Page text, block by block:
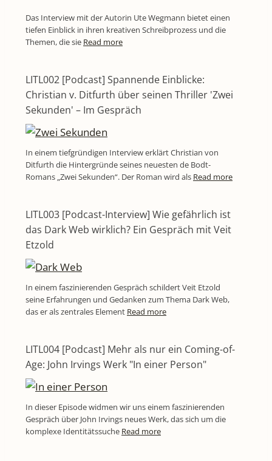
Das Interview mit der Autorin Ute Wegmann bietet einen
tiefen Einblick in ihren kreativen Schreibprozess und die
Themen, die sie Read more
LITL002 [Podcast] Spannende Einblicke:
Christian v. Ditfurth über seinen Thriller 'Zwei
Sekunden' – Im Gespräch
In einem tiefgründigen Interview erklärt Christian von
Ditfurth die Hintergründe seines neuesten de Bodt-
Romans „Zwei Sekunden“. Der Roman wird als Read more
LITL003 [Podcast-Interview] Wie gefährlich ist
das Dark Web wirklich? Ein Gespräch mit Veit
Etzold
In einem faszinierenden Gespräch schildert Veit Etzold
seine Erfahrungen und Gedanken zum Thema Dark Web,
das er als zentrales Element Read more
LITL004 [Podcast] Mehr als nur ein Coming-of-
Age: John Irvings Werk "In einer Person"
In dieser Episode widmen wir uns einem faszinierenden
Gespräch über John Irvings neues Werk, das sich um die
komplexe Identitätssuche Read more